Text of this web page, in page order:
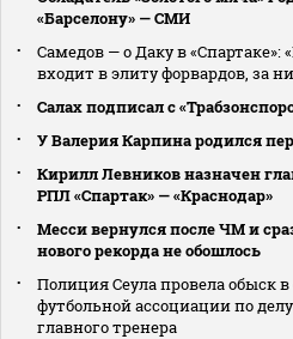
«Барселону» — СМИ
Самедов — о Даку в «Спартаке»:
входит в элиту форвардов, за
Салах подписал с
У Валерия Карпина родился
Кирилл Левников назначен
РПЛ «Спартак» — «Краснодар»
Месси вернулся после ЧМ и
нового рекорда не обошлось
Полиция Сеула провела обыск
футбольной ассоциации по
главного тренера